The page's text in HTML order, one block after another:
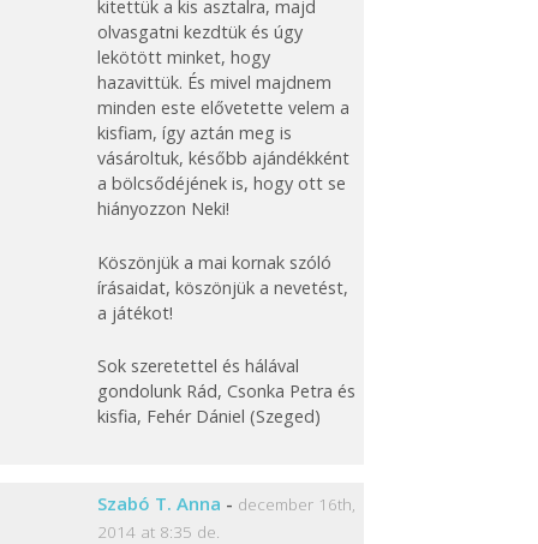
kitettük a kis asztalra, majd
olvasgatni kezdtük és úgy
lekötött minket, hogy
hazavittük. És mivel majdnem
minden este elővetette velem a
kisfiam, így aztán meg is
vásároltuk, később ajándékként
a bölcsődéjének is, hogy ott se
hiányozzon Neki!
Köszönjük a mai kornak szóló
írásaidat, köszönjük a nevetést,
a játékot!
Sok szeretettel és hálával
gondolunk Rád, Csonka Petra és
kisfia, Fehér Dániel (Szeged)
Szabó T. Anna - december 16th,
2014 at 8:35 de.